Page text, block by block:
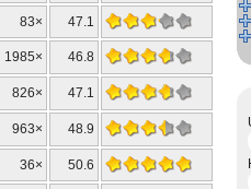
83× 47.1
1985× 46.8
826× 47.1
963× 48.9
36× 50.6